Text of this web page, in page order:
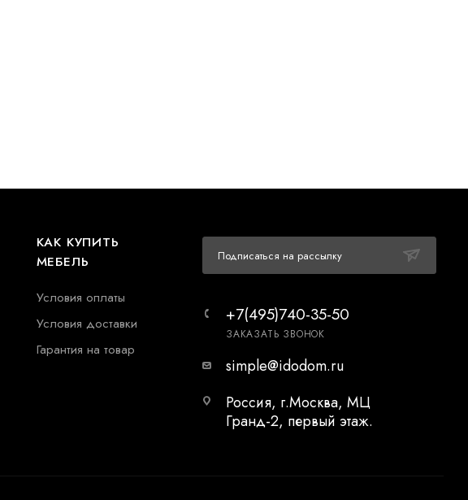
КАК КУПИТЬ
МЕБЕЛЬ
Условия оплаты
Условия доставки
Гарантия на товар
Подписаться на рассылку
+7(495)740-35-50
ЗАКАЗАТЬ ЗВОНОК
simple@idodom.ru
Россия, г.Москва, МЦ
Гранд-2, первый этаж.